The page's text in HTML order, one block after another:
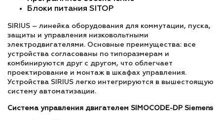
Блоки питания SITOP
SIRIUS – линейка оборудования для коммутации, пуска,
защиты и управления низковольтными
электродвигателями. Основные преимущества: все
устройства согласованы по типоразмерам и
комбинируются друг с другом, что облегчает
проектирование и монтаж в шкафах управления.
Устройства SIRIUS легко интегрируются в вышестоящую
систему автоматизации.
Система управления двигателем SIMOCODE-DP Siemens